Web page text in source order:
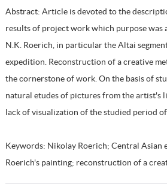
Abstract: Article is devoted to the
results of project work which purpose was
N.K. Roerich, in particular the Altai
expedition. Reconstruction of a creative
the cornerstone of work. On the basis of
natural etudes of pictures from the artist's
lack of visualization of the studied period
Keywords: Nikolay Roerich; Central Asian
Roerich's painting; reconstruction of a